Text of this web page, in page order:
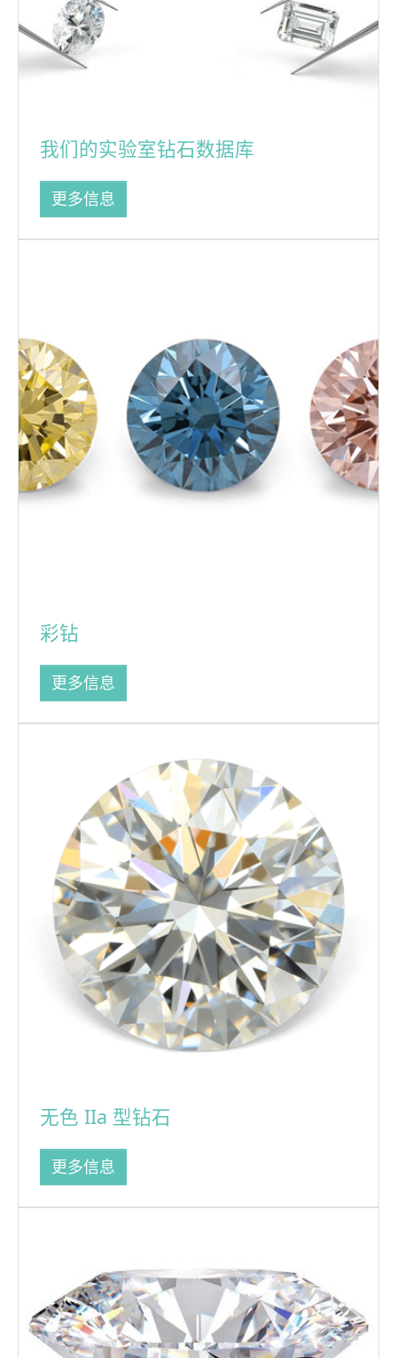
我们的实验室钻石数据库
更多信息
彩钻
更多信息
无色 IIa 型钻石
更多信息